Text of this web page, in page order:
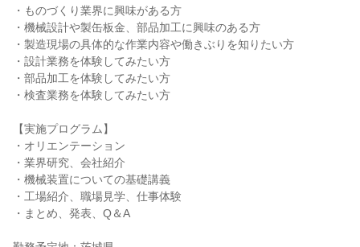
・ものづくり業界に興味がある方
・機械設計や製缶板金、部品加工に興味のある方
・製造現場の具体的な作業内容や働きぶりを知りたい方
・設計業務を体験してみたい方
・部品加工を体験してみたい方
・検査業務を体験してみたい方
【実施プログラム】
・オリエンテーション
・業界研究、会社紹介
・機械装置についての基礎講義
・工場紹介、職場見学、仕事体験
・まとめ、発表、Q＆A